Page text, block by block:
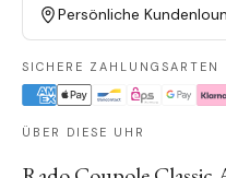
Persönliche
SICHERE ZAHLUNGSARTEN
ÜBER DIESE UHR